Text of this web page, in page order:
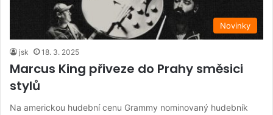
Novinky
jsk 18. 3. 2025
Marcus King přiveze do Prahy směsici
stylů
Na americkou hudební cenu Grammy nominovaný hudebník